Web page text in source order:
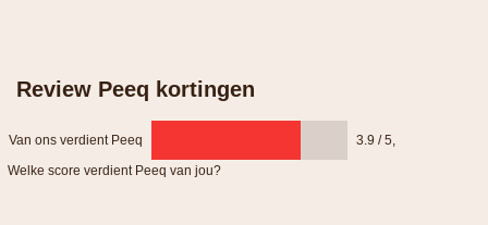
Review Peeq kortingen
Van ons verdient Peeq 3.9 / 5
Welke score verdient Peeq van jou?